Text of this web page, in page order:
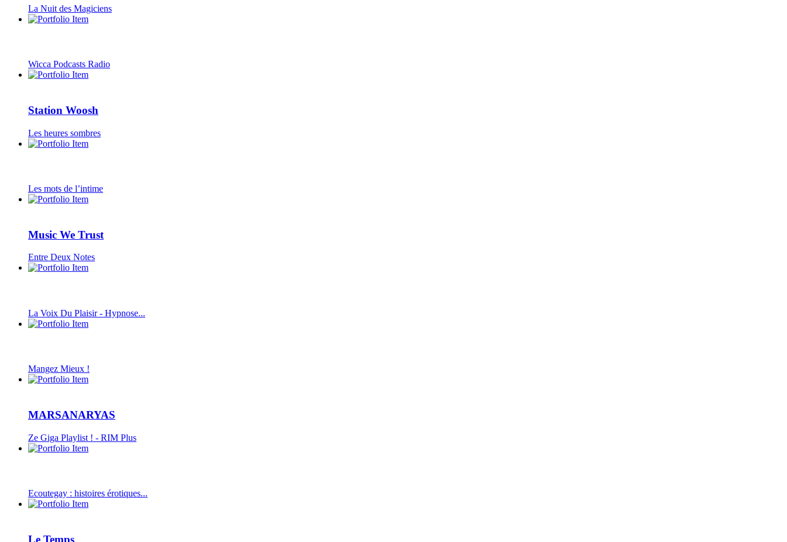
La Nuit des Magiciens
Wicca Podcasts Radio
Station Woosh
Les heures sombres
Les mots de l’intime
Music We Trust
Entre Deux Notes
La Voix Du Plaisir - Hypnose...
Mangez Mieux !
MARSANARYAS
Ze Giga Playlist ! - RIM Plus
Ecoutegay : histoires érotiques...
Le Temps